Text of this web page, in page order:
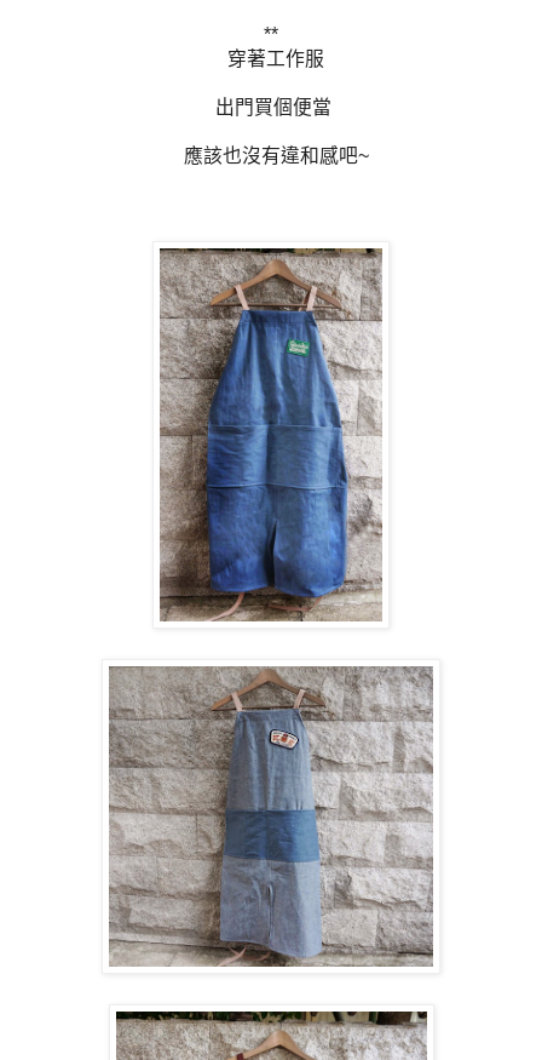
**
穿著工作服
出門買個便當
應該也沒有違和感吧~